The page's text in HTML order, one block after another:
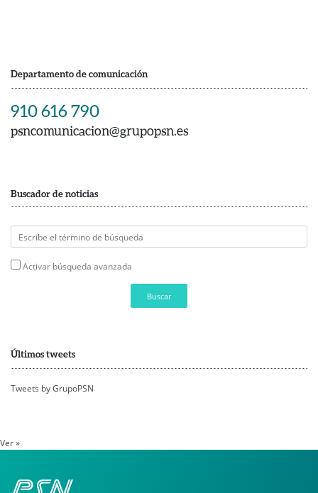
Departamento de comunicación
910 616 790
psncomunicacion@grupopsn.es
Buscador de noticias
Activar búsqueda avanzada
Buscar
Últimos tweets
Tweets by GrupoPSN
Ver »